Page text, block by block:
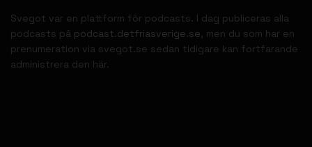
Svegot var en plattform för podcasts. I dag publiceras alla
podcasts på podcast.detfriasverige.se, men du som har en
prenumeration via svegot.se sedan tidigare kan fortfarande
administrera den här.